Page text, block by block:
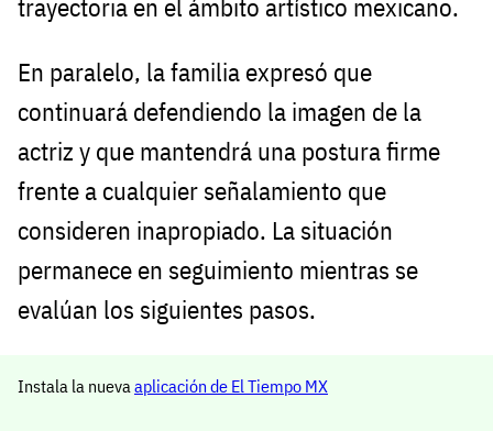
trayectoria en el ámbito artístico mexicano.
En paralelo, la familia expresó que
continuará defendiendo la imagen de la
actriz y que mantendrá una postura firme
frente a cualquier señalamiento que
consideren inapropiado. La situación
permanece en seguimiento mientras se
evalúan los siguientes pasos.
Instala la nuevaaplicación de El Tiempo MX